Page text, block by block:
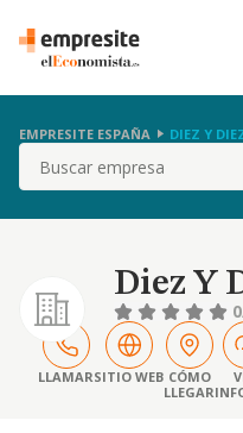
EMPRESITE ESPAÑA DIEZ Y
Buscar
Diez Y
0
LLAMARSITIO WEB CÓMO
LLEGAR